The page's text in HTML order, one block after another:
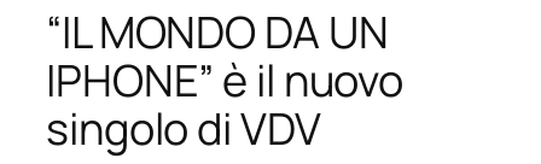
“IL MONDO DA UN
IPHONE” è il nuovo
singolo di VDV